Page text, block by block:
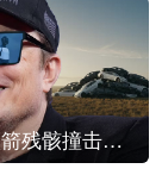
SpaceX火箭残骸撞击月球